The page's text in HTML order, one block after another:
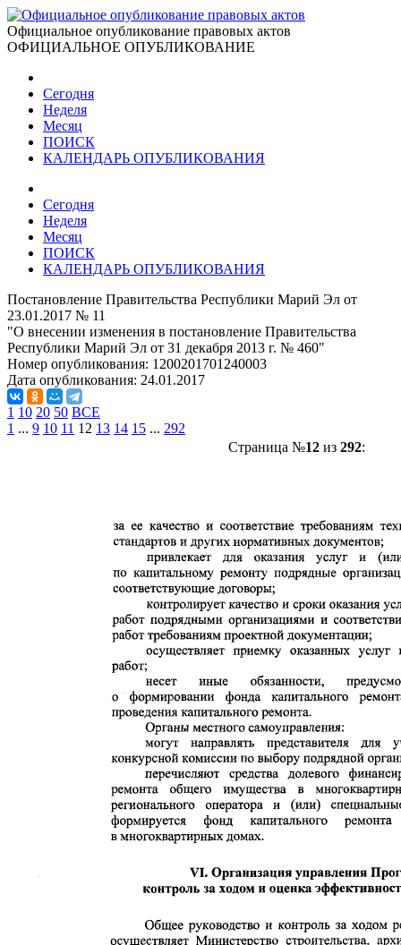
Официальное опубликование правовых актов
ОФИЦИАЛЬНОЕ ОПУБЛИКОВАНИЕ
Сегодня
Неделя
Месяц
ПОИСК
КАЛЕНДАРЬ ОПУБЛИКОВАНИЯ
Сегодня
Неделя
Месяц
ПОИСК
КАЛЕНДАРЬ ОПУБЛИКОВАНИЯ
Постановление Правительства Республики Марий Эл от
23.01.2017 № 11
"О внесении изменения в постановление Правительства
Республики Марий Эл от 31 декабря 2013 г. № 460"
Номер опубликования: 1200201701240003
Дата опубликования: 24.01.2017
1 10 20 50 ВСЕ
1 ... 9 10 11 12 13 14 15 ... 292
Страница №12из 292: